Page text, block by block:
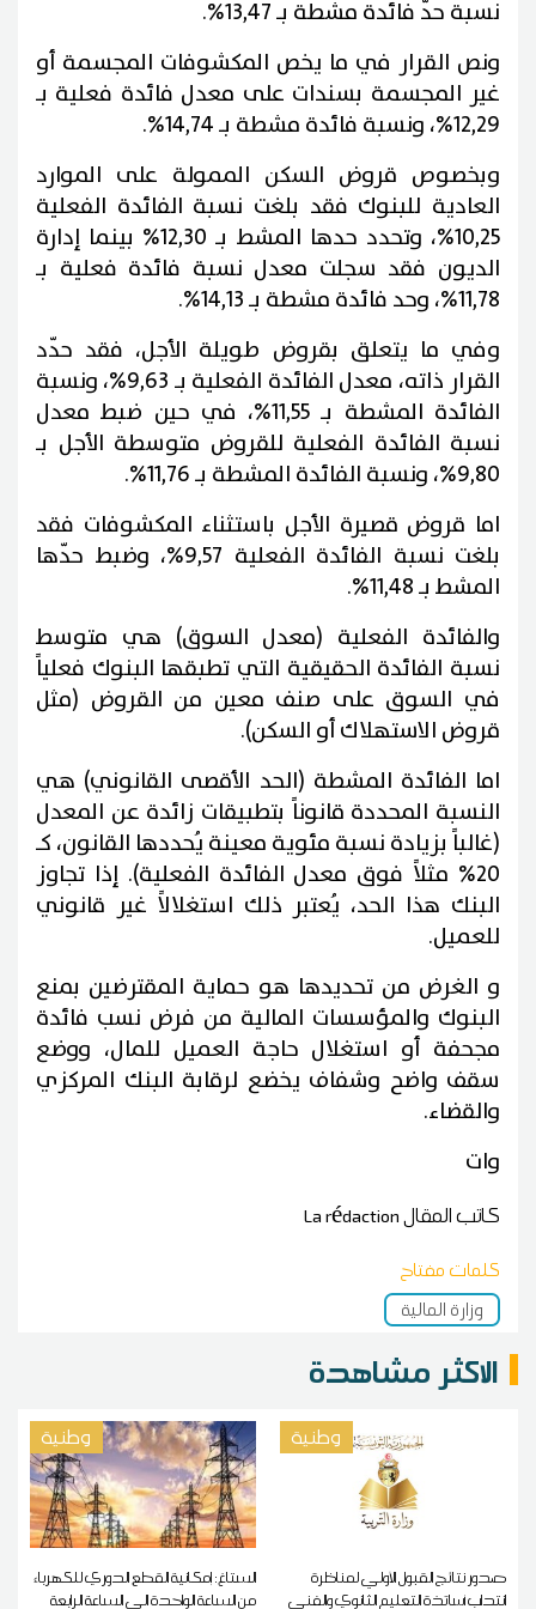
نسبة حدّ فائدة مشطة بـ 13,47%.
ونص القرار في ما يخص المكشوفات المجسمة أو
غير المجسمة بسندات على معدل فائدة فعلية بـ
12,29%، ونسبة فائدة مشطة بـ 14,74%.
وبخصوص قروض السكن الممولة على الموارد
العادية للبنوك فقد بلغت نسبة الفائدة الفعلية
10,25%، وتحدد حدها المشط بـ 12,30% بينما إدارة
الديون فقد سجلت معدل نسبة فائدة فعلية بـ
11,78%، وحد فائدة مشطة بـ 14,13%.
وفي ما يتعلق بقروض طويلة الأجل، فقد حدّد
القرار ذاته، معدل الفائدة الفعلية بـ 9,63%، ونسبة
الفائدة المشطة بـ 11,55%، في حين ضبط معدل
نسبة الفائدة الفعلية للقروض متوسطة الأجل بـ
9,80%، ونسبة الفائدة المشطة بـ 11,76%.
اما قروض قصيرة الأجل باستثناء المكشوفات فقد
بلغت نسبة الفائدة الفعلية 9,57%، وضبط حدّها
المشط بـ 11,48%.
والفائدة الفعلية (معدل السوق) هي متوسط
نسبة الفائدة الحقيقية التي تطبقها البنوك فعلياً
في السوق على صنف معين من القروض (مثل
قروض الاستهلاك أو السكن).
اما الفائدة المشطة (الحد الأقصى القانوني) هي
النسبة المحددة قانوناً بتطبيقات زائدة عن المعدل
(غالباً بزيادة نسبة مئوية معينة يُحددها القانون، كـ
20% مثلاً فوق معدل الفائدة الفعلية). إذا تجاوز
البنك هذا الحد، يُعتبر ذلك استغلالاً غير قانوني
للعميل.
و الغرض من تحديدها هو حماية المقترضين بمنع
البنوك والمؤسسات المالية من فرض نسب فائدة
مجحفة أو استغلال حاجة العميل للمال، ووضع
سقف واضح وشفاف يخضع لرقابة البنك المركزي
والقضاء.
وات
كاتب المقالLa rédaction
كلمات مفتاح
وزارة المالية
الاكثر مشاهدة
وطنية
صدور نتائج القبول الأولي لمناظرة
انتداب أساتذة التعليم الثانوي والفني
وطنية
الستاغ: إمكانية القطع الدوري للكهرباء
من الساعة الواحدة الى الساعة الرابعة